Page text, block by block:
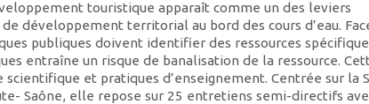
touristique apparaît comme un des leviers
développement territorial au bord des cours d’eau.
publiques doivent identifier des ressources
entraîne un risque de banalisation de la ressource.
et pratiques d’enseignement. Centrée sur la
Saône, elle repose sur 25 entretiens semi-directifs